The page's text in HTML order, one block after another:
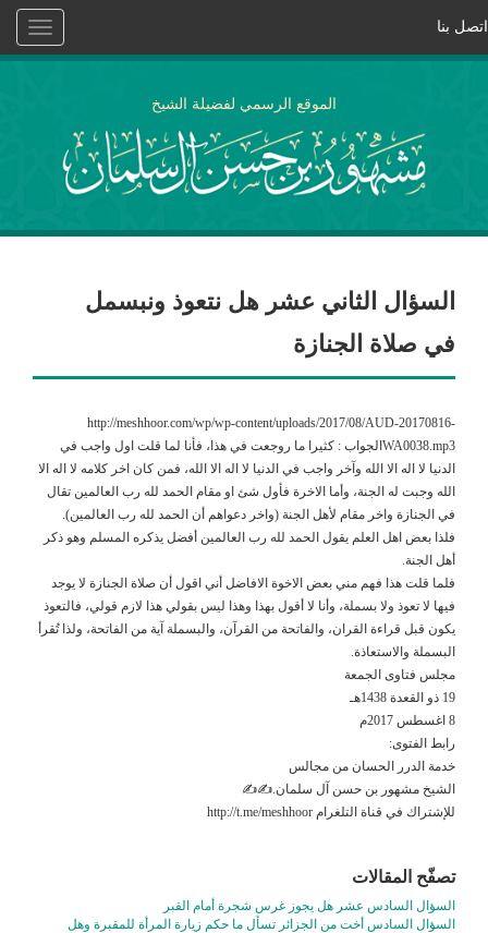
Toggle
اتصل بنا
الموقع الرسمي لفضيلة الشيخ
السؤال الثاني عشر هل نتعوذ ونبسمل
في صلاة الجنازة
http://meshhoor.com/wp/wp-content/uploads/2017/08/AUD-20170816-
WA0038.mp3الجواب : كثيرا ما روجعت في هذا، فأنا لما قلت اول واجب في
الدنيا لا اله الا الله وآخر واجب في الدنيا لا اله الا الله، فمن كان اخر كلامه لا اله الا
الله وجبت له الجنة، وأما الاخرة فأول شئ او مقام الحمد لله رب العالمين تقال
في الجنازة واخر مقام لأهل الجنة (واخر دعواهم أن الحمد لله رب العالمين).
فلذا بعض اهل العلم يقول الحمد لله رب العالمين أفضل يذكره المسلم وهو ذكر
أهل الجنة.
فلما قلت هذا فهم مني بعض الاخوة الافاضل أني اقول أن صلاة الجنازة لا يوجد
فيها لا تعوذ ولا بسملة، وأنا لا أقول بهذا وهذا ليس بقولي هذا لازم قولي، فالتعوذ
يكون قبل قراءة القران، والفاتحة من القرآن، والبسملة آية من الفاتحة، ولذا تُقرأ
البسملة والاستعاذة.
مجلس فتاوى الجمعة
19 ذو القعدة 1438هـ
8 اغسطس 2017م
رابط الفتوى:
خدمة الدرر الحسان من مجالس
الشيخ مشهور بن حسن آل سلمان.✍✍
للإشتراك في قناة التلغرام http://t.me/meshhoor
تصفّح المقالات
السؤال السادس عشر هل يجوز غرس شجرة أمام القبر
السؤال السادس أخت من الجزائر تسأل ما حكم زيارة المرأة للمقبرة وهل